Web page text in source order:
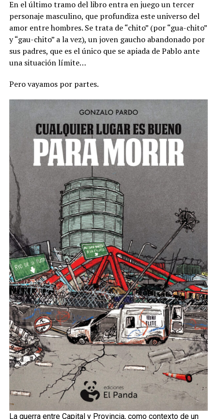
En el último tramo del libro entra en juego un tercer
personaje masculino, que profundiza este universo del
amor entre hombres. Se trata de “chito” (por “gua-chito”
y “gau-chito” a la vez), un joven gaucho abandonado por
sus padres, que es el único que se apiada de Pablo ante
una situación límite…
Pero vayamos por partes.
La guerra entre Capital y Provincia, como contexto de un